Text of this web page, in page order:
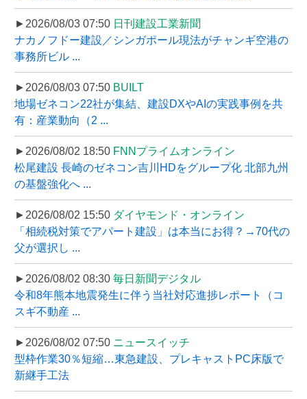
►2026/08/03 07:50 日刊建設工業新聞
ナカノフドー建設／シンガポール現法がチャンギ空港の
事務所ビル ...
►2026/08/03 07:50 BUILT
地場ゼネコン22社が集結、建設DXやAIの実践事例を共
有：産業動向（2 ...
►2026/08/02 18:50 FNNプライムオンライン
松尾建設 長崎のゼネコン吉川HDをグループ化 北部九州
の基盤強化へ ...
►2026/08/02 15:50 ダイヤモンド・オンライン
「相続税対策でアパート建設」は本当にお得？→70代の
父が選択し ...
►2026/08/02 08:30 毎日新聞デジタル
令和8年熊本地震発生に伴う当社対応進捗レポート（コ
スギ不動産 ...
►2026/08/02 07:50 ニュースイッチ
型枠作業30％短縮…東急建設、プレキャストPC床版で
新継手工法